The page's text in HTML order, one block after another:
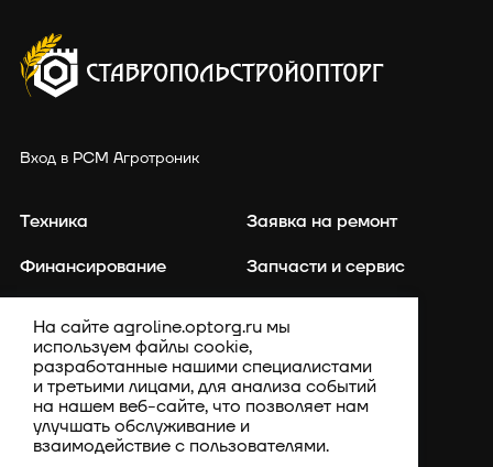
Вход в РСМ Агротроник
Техника
Финансирование
Каталог запасных частей
Компания
Заявка на ремонт
Запчасти и сервис
Акции
На сайте agroline.optorg.ru мы
используем файлы cookie,
разработанные нашими специалистами
и третьими лицами, для анализа событий
на нашем веб-сайте, что позволяет нам
улучшать обслуживание и
взаимодействие с пользователями.